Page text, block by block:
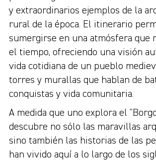
y extraordinarios ejemplos de la
rural de la época. El itinerario
sumergirse en una atmósfera que
el tiempo, ofreciendo una visión
vida cotidiana de un pueblo
torres y murallas que hablan de
conquistas y vida comunitaria.
A medida que uno explora el
descubre no sólo las maravillas
sino también las historias de las
han vivido aquí a lo largo de los